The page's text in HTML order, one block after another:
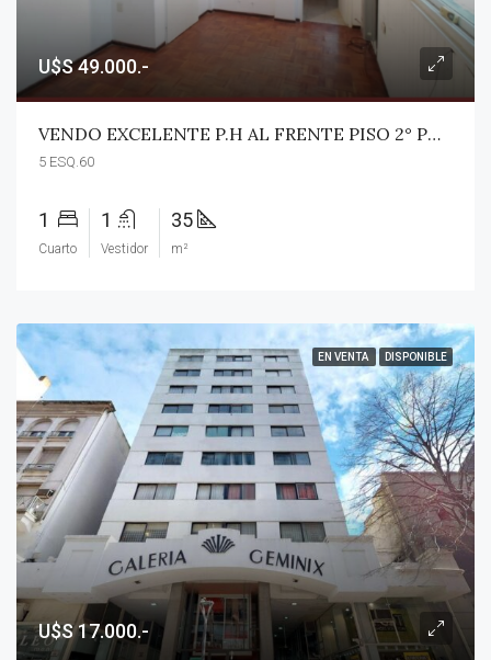
U$S 49.000.-
VENDO EXCELENTE P.H AL FRENTE PISO 2° POR ESCALERA 1 DORM Y DEPENDENCIAS. IMPECABLE!! U$S 49.000.- APTO BANCO
5 ESQ.60
1
Cuarto
1
Vestidor
35
m²
EN VENTA DISPONIBLE
U$S 17.000.-